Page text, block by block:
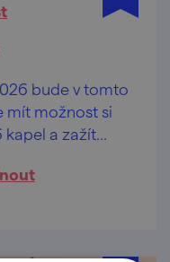
bude v tomto
mít možnost si
a zažít